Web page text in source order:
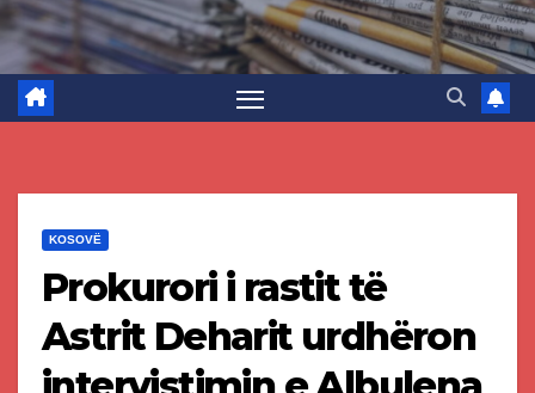
KOSOVË
Prokurori i rastit të
Astrit Deharit urdhëron